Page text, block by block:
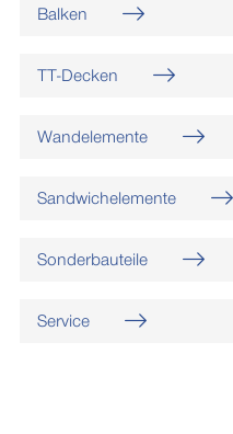
Balken
TT-Decken
Wandelemente
Sandwichelemente
Sonderbauteile
Service